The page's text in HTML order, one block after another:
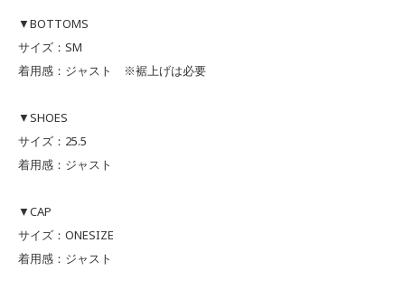
▼BOTTOMS
サイズ：SM
着用感：ジャスト ※裾上げは必要
▼SHOES
サイズ：25.5
着用感：ジャスト
▼CAP
サイズ：ONESIZE
着用感：ジャスト